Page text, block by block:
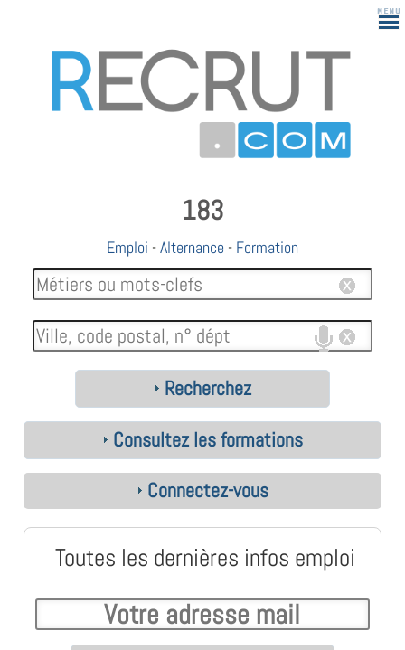
183
Emploi -Alternance - Formation
Recherchez
Consultez les formations
Connectez-vous
Toutes les dernières infos emploi